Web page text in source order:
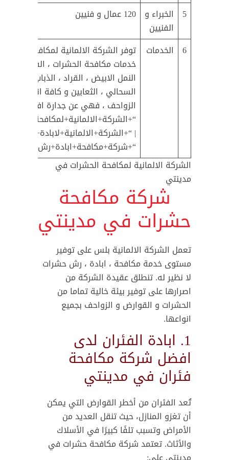
5
الخبراء و
الفنيين
120 عمال و فنيين
6 الخدمات
توفر الشركة الالمانية لمكافحة
خدمات مكافحة الحشرات ، الفئران ،
النمل الابيض ، القراد ، الذباب ،
السحالي ، الثعابين و كافة انواع
الزواحف ، فهي عن جدارة افضل :
|
الشركة الالمانية لمكافحة الحشرات في
مدينتي
شركة مكافحة
حشرات في مدينتي
تعمل الشركة الالمانية بلس على توفير
مستوى خدمة مكافحة ، ابادة ، رش حشرات
لا نظير له. تنطلق عقيدة الشركة من
اصرارها على توفير بيئة خالية تماما من
الحشرات و القوارض و الزواحف بجميع
انواعها.
1. ابادة الفئران لدى
افضل شركة مكافحة
فئران في مدينتي
تُعد الفئران من أخطر القوارض التي يمكن
أن تغزو المنازل، حيث تنقل العديد من
الأمراض وتسبب تلفًا كبيرًا في الأسلاك
والأثاث. تعتمد شركة مكافحة حشرات في